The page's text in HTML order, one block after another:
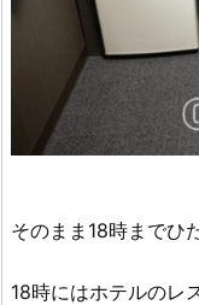
そのまま18時までひ
18時にはホテルのレ